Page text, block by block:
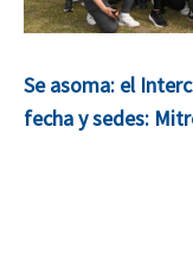
Se asoma: el
fecha y sedes: